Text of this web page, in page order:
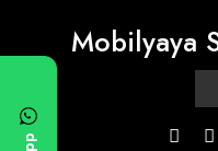
Mobilyaya